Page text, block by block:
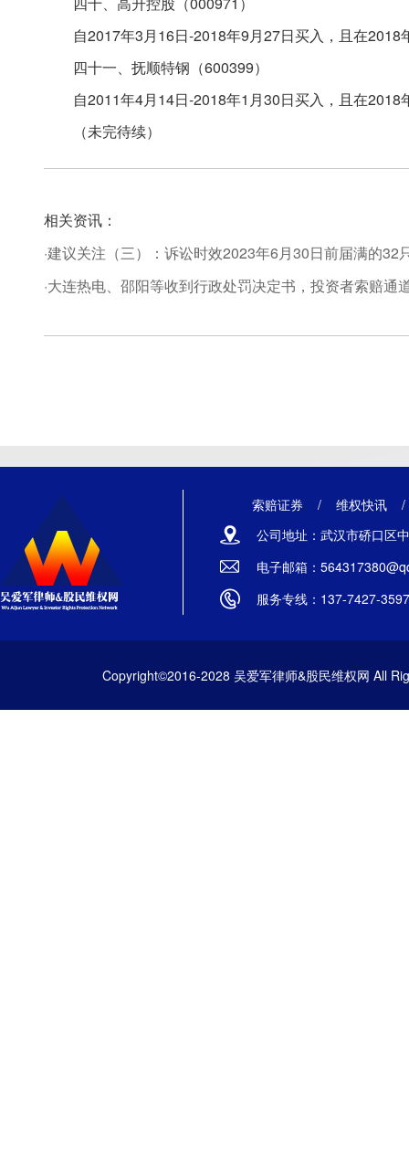
自2017年3月16日-2018年9月27日买入，且在
四十一、抚顺特钢（600399）
自2011年4月14日-2018年1月30日买入，且在
（未完待续）
相关资讯：
·建议关注（三）：诉讼时效2023年6月30日前届满的32
·大连热电、邵阳等收到行政处罚决定书，投资者索赔通
索赔证券 / 维权快讯
公司地址：武汉市硚口区
电子邮箱：
服务专线：137-7427-3597
Copyright©2016-2028 吴爱军律师&股民维权网 All